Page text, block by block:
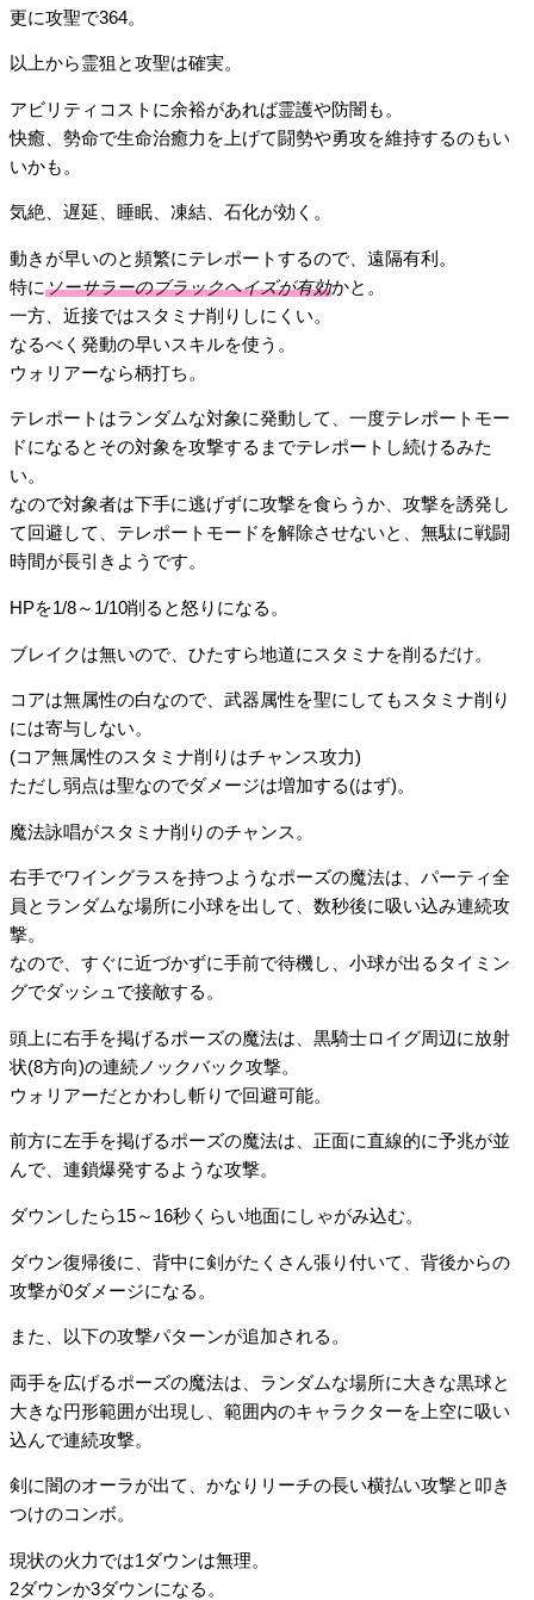
更に攻聖で364。
以上から霊狙と攻聖は確実。
アビリティコストに余裕があれば霊護や防闇も。
快癒、勢命で生命治癒力を上げて闘勢や勇攻を維持するのもい
いかも。
気絶、遅延、睡眠、凍結、石化が効く。
動きが早いのと頻繁にテレポートするので、遠隔有利。
特にソーサラーのブラックヘイズが有効かと。
一方、近接ではスタミナ削りしにくい。
なるべく発動の早いスキルを使う。
ウォリアーなら柄打ち。
テレポートはランダムな対象に発動して、一度テレポートモー
ドになるとその対象を攻撃するまでテレポートし続けるみた
い。
なので対象者は下手に逃げずに攻撃を食らうか、攻撃を誘発し
て回避して、テレポートモードを解除させないと、無駄に戦闘
時間が長引きようです。
HPを1/8～1/10削ると怒りになる。
ブレイクは無いので、ひたすら地道にスタミナを削るだけ。
コアは無属性の白なので、武器属性を聖にしてもスタミナ削り
には寄与しない。
(コア無属性のスタミナ削りはチャンス攻力)
ただし弱点は聖なのでダメージは増加する(はず)。
魔法詠唱がスタミナ削りのチャンス。
右手でワイングラスを持つようなポーズの魔法は、パーティ全
員とランダムな場所に小球を出して、数秒後に吸い込み連続攻
撃。
なので、すぐに近づかずに手前で待機し、小球が出るタイミン
グでダッシュで接敵する。
頭上に右手を掲げるポーズの魔法は、黒騎士ロイグ周辺に放射
状(8方向)の連続ノックバック攻撃。
ウォリアーだとかわし斬りで回避可能。
前方に左手を掲げるポーズの魔法は、正面に直線的に予兆が並
んで、連鎖爆発するような攻撃。
ダウンしたら15～16秒くらい地面にしゃがみ込む。
ダウン復帰後に、背中に剣がたくさん張り付いて、背後からの
攻撃が0ダメージになる。
また、以下の攻撃パターンが追加される。
両手を広げるポーズの魔法は、ランダムな場所に大きな黒球と
大きな円形範囲が出現し、範囲内のキャラクターを上空に吸い
込んで連続攻撃。
剣に闇のオーラが出て、かなりリーチの長い横払い攻撃と叩き
つけのコンボ。
現状の火力では1ダウンは無理。
2ダウンか3ダウンになる。